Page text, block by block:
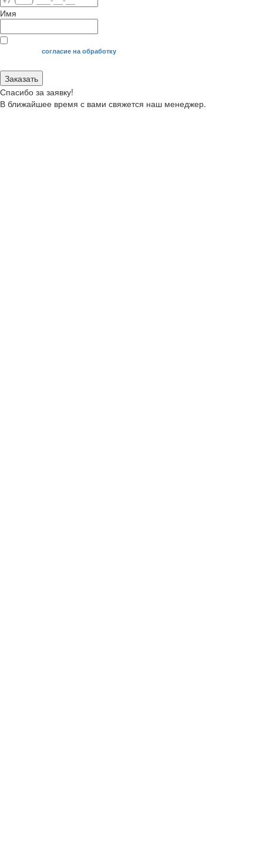
Имя
Я даю своесогласие на обработку
Заказать
Спасибо за заявку!
В ближайшее время с вами свяжется наш менеджер.